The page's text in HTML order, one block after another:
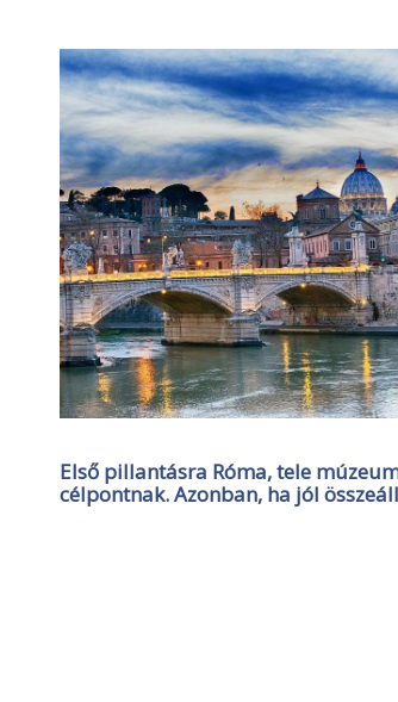
Első pillantásra Róma, tele
célpontnak. Azonban, ha jól